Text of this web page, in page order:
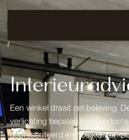
Een winkel draait om beleving.
verlichting bepalen hoe
gepresenteerd en hoe klanten